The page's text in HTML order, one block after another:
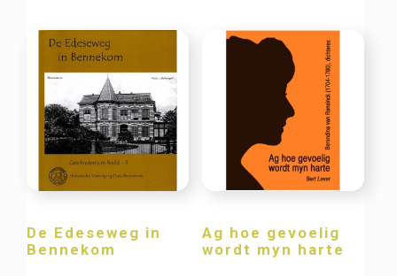
De Edeseweg in
Bennekom
Ag hoe gevoelig
wordt myn harte